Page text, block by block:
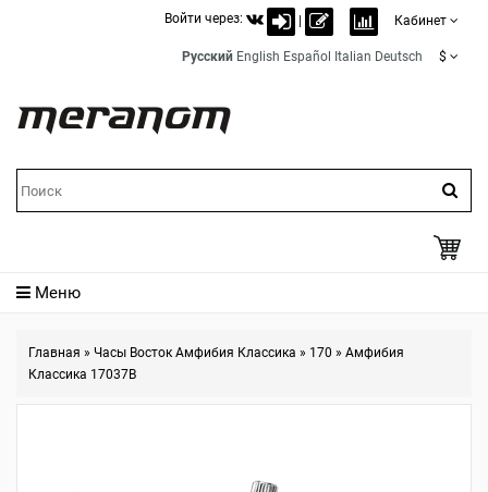
Войти через: Кабинет
Русский English Español Italian Deutsch $
Меню
Главная » Часы Восток Амфибия Классика » 170 » Амфибия
Классика 17037B